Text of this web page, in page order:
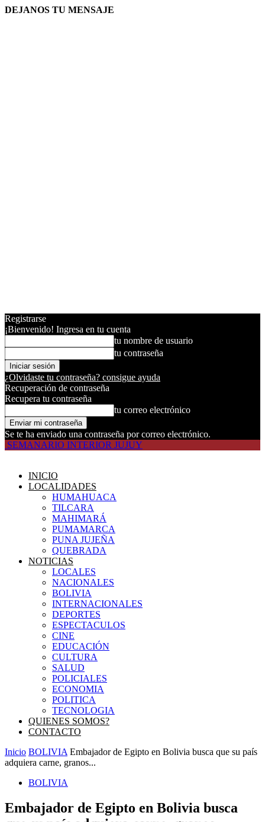
DEJANOS TU MENSAJE
Registrarse
¡Bienvenido! Ingresa en tu cuenta
tu nombre de usuario
tu contraseña
¿Olvidaste tu contraseña? consigue ayuda
Recuperación de contraseña
Recupera tu contraseña
tu correo electrónico
Se te ha enviado una contraseña por correo electrónico.
SEMANARIO INTERIOR JUJUY
INICIO
LOCALIDADES
HUMAHUACA
TILCARA
MAHIMARÁ
PUMAMARCA
PUNA JUJEÑA
QUEBRADA
NOTICIAS
LOCALES
NACIONALES
BOLIVIA
INTERNACIONALES
DEPORTES
ESPECTACULOS
CINE
EDUCACIÓN
CULTURA
SALUD
POLICIALES
ECONOMIA
POLITICA
TECNOLOGIA
QUIENES SOMOS?
CONTACTO
Inicio BOLIVIA Embajador de Egipto en Bolivia busca que su país
adquiera carne, granos...
BOLIVIA
Embajador de Egipto en Bolivia busca